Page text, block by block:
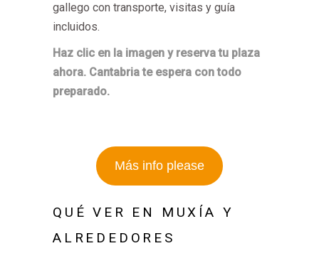
gallego con transporte, visitas y guía
incluidos.
Haz clic en la imagen y reserva tu plaza
ahora. Cantabria te espera con todo
preparado.
Más info please
QUÉ VER EN MUXÍA Y
ALREDEDORES